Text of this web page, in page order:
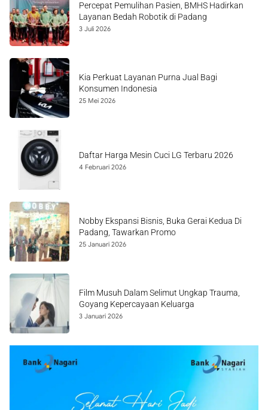
Percepat Pemulihan Pasien, BMHS Hadirkan
Layanan Bedah Robotik di Padang
3 Juli 2026
Kia Perkuat Layanan Purna Jual Bagi
Konsumen Indonesia
25 Mei 2026
Daftar Harga Mesin Cuci LG Terbaru 2026
4 Februari 2026
Nobby Ekspansi Bisnis, Buka Gerai Kedua Di
Padang, Tawarkan Promo
25 Januari 2026
Film Musuh Dalam Selimut Ungkap Trauma,
Goyang Kepercayaan Keluarga
3 Januari 2026